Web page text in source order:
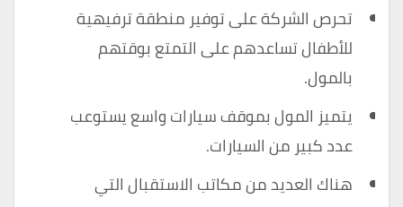
تحرص الشركة على توفير منطقة ترفيهية
للأطفال تساعدهم على التمتع بوقتهم
بالمول.
يتميز المول بموقف سيارات واسع يستوعب
عدد كبير من السيارات.
هناك العديد من مكاتب الاستقبال التي